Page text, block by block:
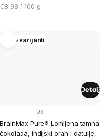
Cijena
€8,98 / 100 g
Više varijanti
BrainMax Pure® Lomljena tamna
čokolada, indijski orah i datulje,
0x
Detalj